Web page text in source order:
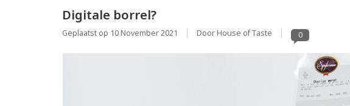
Digitale borrel?
Geplaatst op 10 November 2021 Door House of Taste 0